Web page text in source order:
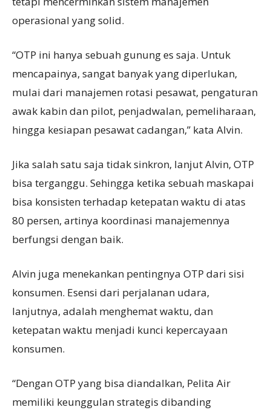
operasional yang solid.
“OTP ini hanya sebuah gunung es saja. Untuk
mencapainya, sangat banyak yang diperlukan,
mulai dari manajemen rotasi pesawat, pengaturan
awak kabin dan pilot, penjadwalan, pemeliharaan,
hingga kesiapan pesawat cadangan,” kata Alvin.
Jika salah satu saja tidak sinkron, lanjut Alvin, OTP
bisa terganggu. Sehingga ketika sebuah maskapai
bisa konsisten terhadap ketepatan waktu di atas
80 persen, artinya koordinasi manajemennya
berfungsi dengan baik.
Alvin juga menekankan pentingnya OTP dari sisi
konsumen. Esensi dari perjalanan udara,
lanjutnya, adalah menghemat waktu, dan
ketepatan waktu menjadi kunci kepercayaan
konsumen.
“Dengan OTP yang bisa diandalkan, Pelita Air
memiliki keunggulan strategis dibanding